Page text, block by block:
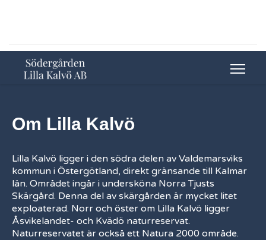
Om Lilla Kalvö
Lilla Kalvö ligger i den södra delen av Valdemarsviks
kommun i Östergötland, direkt gränsande till Kalmar
län. Området ingår i undersköna Norra Tjusts
Skärgård. Denna del av skärgården är mycket litet
exploaterad. Norr och öster om Lilla Kalvö ligger
Åsvikelandet- och Kvädö naturreservat.
Naturreservatet är också ett Natura 2000 område.